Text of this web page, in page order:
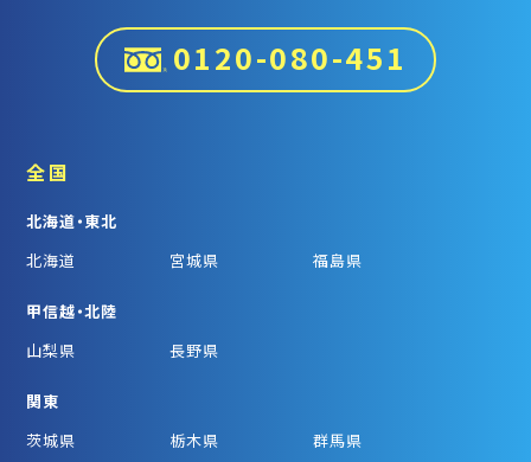
0120-080-451
全国
北海道・東北
北海道
宮城県 福島県
甲信越・北陸
山梨県
長野県
関東
茨城県
栃木県
群馬県